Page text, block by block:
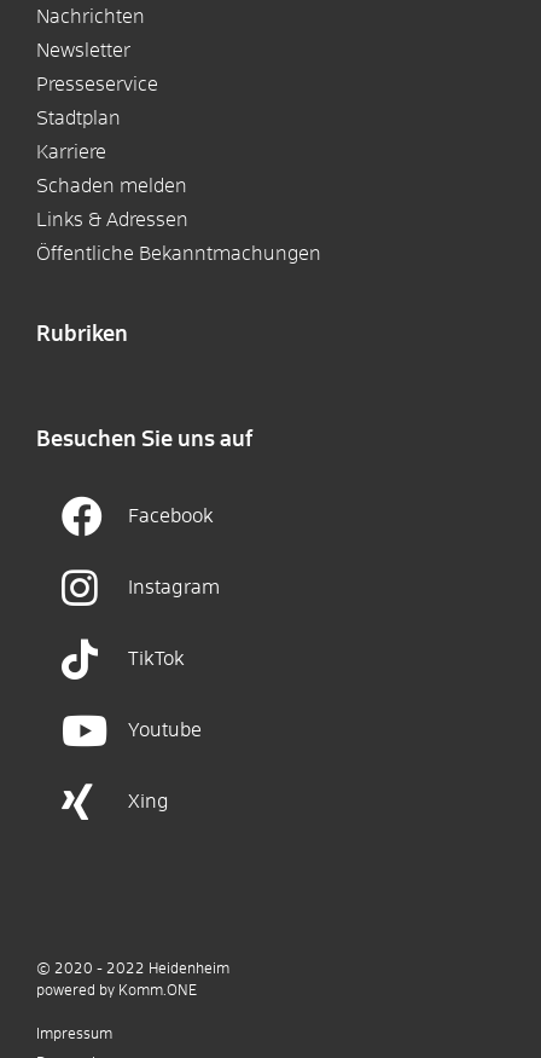
Nachrichten
Newsletter
Presseservice
Stadtplan
Karriere
Schaden melden
Links & Adressen
Öffentliche Bekanntmachungen
Rubriken
Besuchen Sie uns auf
Facebook
Instagram
TikTok
Youtube
Xing
© 2020 - 2022 Heidenheim
powered by Komm.ONE
Impressum